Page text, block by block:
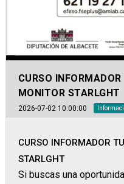
CURSO
MONITOR STARLGHT
2026-07-02 10:00:00
CURSO INFORMADOR
STARLGHT
Si buscas una